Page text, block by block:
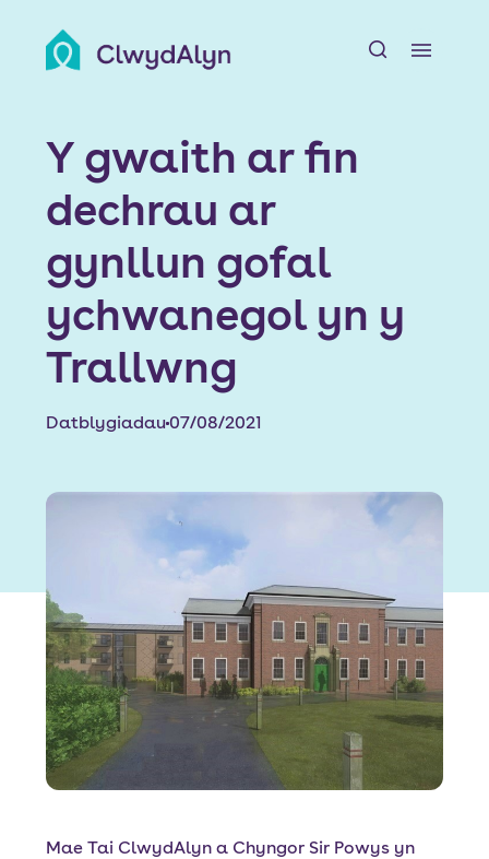
Amdanom ni
Adnoddau Preswylwyr
Chwiliwch am Gartref
Ein Datblygiadau
Newyddion a Digwyddiadau
Swyddi
Language
Porth Preswylwyr Mewngofnodi Staff
Y gwaith ar fin
dechrau ar
gynllun gofal
ychwanegol yn y
Trallwng
Datblygiadau07/08/2021
Mae Tai ClwydAlyn a Chyngor Sir Powys yn